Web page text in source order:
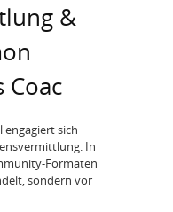
&
Coac
engagiert sich
In
Formaten
sondern vor